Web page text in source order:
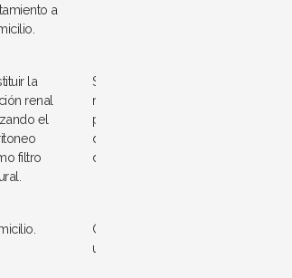
a
la
renal
el
filtro
Sustituir la función
renal cuando no
puede realizarse
diálisis
domiciliaria.
Centro de diálisis
u hospital.